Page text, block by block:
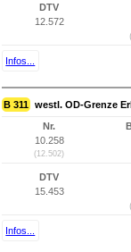
DTV
12.572
Infos...
B 311 westl. OD-Grenze
Nr.
10.258
(12.502)
DTV
15.453
Infos...